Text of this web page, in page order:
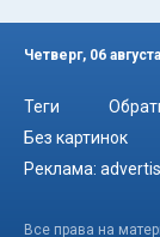
Четверг, 06
Теги
Без картинок
Реклама:
Все права на